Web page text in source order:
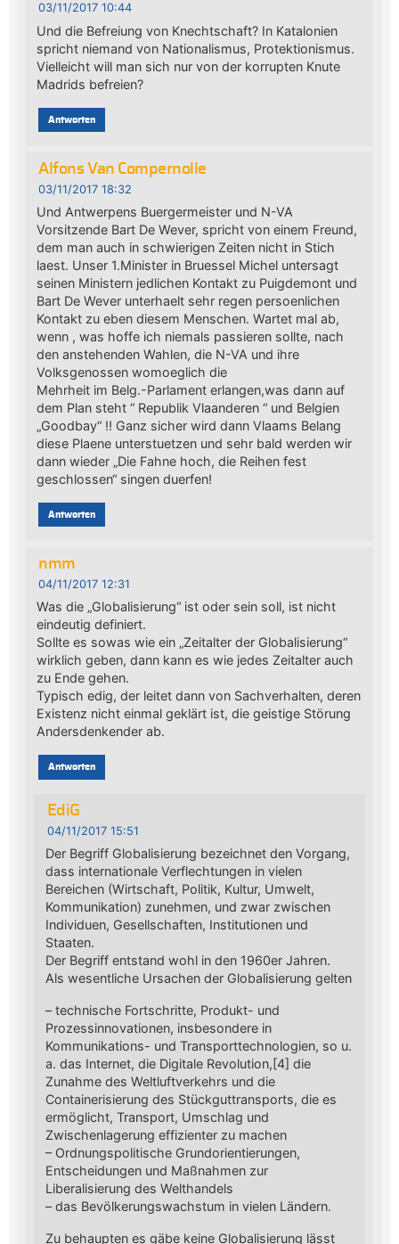
03/11/2017 10:44
Und die Befreiung von Knechtschaft? In Katalonien
spricht niemand von Nationalismus, Protektionismus.
Vielleicht will man sich nur von der korrupten Knute
Madrids befreien?
Antworten
Alfons Van Compernolle
03/11/2017 18:32
Und Antwerpens Buergermeister und N-VA
Vorsitzende Bart De Wever, spricht von einem Freund,
dem man auch in schwierigen Zeiten nicht in Stich
laest. Unser 1.Minister in Bruessel Michel untersagt
seinen Ministern jedlichen Kontakt zu Puigdemont und
Bart De Wever unterhaelt sehr regen persoenlichen
Kontakt zu eben diesem Menschen. Wartet mal ab,
wenn , was hoffe ich niemals passieren sollte, nach
den anstehenden Wahlen, die N-VA und ihre
Volksgenossen womoeglich die
Mehrheit im Belg.-Parlament erlangen,was dann auf
dem Plan steht “ Republik Vlaanderen “ und Belgien
„Goodbay“ !! Ganz sicher wird dann Vlaams Belang
diese Plaene unterstuetzen und sehr bald werden wir
dann wieder „Die Fahne hoch, die Reihen fest
geschlossen“ singen duerfen!
Antworten
nmm
04/11/2017 12:31
Was die „Globalisierung“ ist oder sein soll, ist nicht
eindeutig definiert.
Sollte es sowas wie ein „Zeitalter der Globalisierung“
wirklich geben, dann kann es wie jedes Zeitalter auch
zu Ende gehen.
Typisch edig, der leitet dann von Sachverhalten, deren
Existenz nicht einmal geklärt ist, die geistige Störung
Andersdenkender ab.
Antworten
EdiG
04/11/2017 15:51
Der Begriff Globalisierung bezeichnet den Vorgang,
dass internationale Verflechtungen in vielen
Bereichen (Wirtschaft, Politik, Kultur, Umwelt,
Kommunikation) zunehmen, und zwar zwischen
Individuen, Gesellschaften, Institutionen und
Staaten.
Der Begriff entstand wohl in den 1960er Jahren.
Als wesentliche Ursachen der Globalisierung gelten
– technische Fortschritte, Produkt- und
Prozessinnovationen, insbesondere in
Kommunikations- und Transporttechnologien, so u.
a. das Internet, die Digitale Revolution,[4] die
Zunahme des Weltluftverkehrs und die
Containerisierung des Stückguttransports, die es
ermöglicht, Transport, Umschlag und
Zwischenlagerung effizienter zu machen
– Ordnungspolitische Grundorientierungen,
Entscheidungen und Maßnahmen zur
Liberalisierung des Welthandels
– das Bevölkerungswachstum in vielen Ländern.
Zu behaupten es gäbe keine Globalisierung lässt